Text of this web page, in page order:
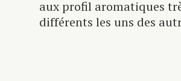
aux profil aromatiques
différents les uns des